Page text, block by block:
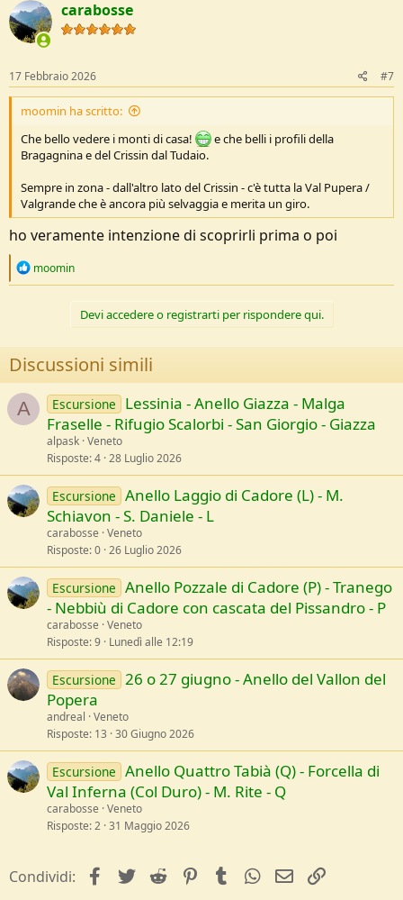
t
i
o
s
:
carabosse
17 Febbraio 2026 #7
moomin ha scritto:
Che bello vedere i monti di casa!
e che belli i profili della
Bragagnina e del Crissin dal Tudaio.
Sempre in zona - dall'altro lato del Crissin - c'è tutta la Val Pupera /
Valgrande che è ancora più selvaggia e merita un giro.
ho veramente intenzione di scoprirli prima o poi
R
n
s
:
moomin
Devi accedere o registrarti per rispondere qui.
Discussioni simili
A Escursione
Lessinia - Anello Giazza - Malga
Fraselle - Rifugio Scalorbi - San Giorgio - Giazza
alpask Veneto
Risposte 4 28 Luglio 2026
Escursione Anello Laggio di Cadore (L) - M.
Schiavon - S. Daniele - L
carabosse Veneto
Risposte 0 26 Luglio 2026
Escursione Anello Pozzale di Cadore (P) - Tranego
- Nebbiù di Cadore con cascata del Pissandro - P
carabosse Veneto
Risposte 9 Lunedì alle 12:19
Escursione 26 o 27 giugno - Anello del Vallon del
Popera
andreal Veneto
Risposte 13 30 Giugno 2026
Escursione Anello Quattro Tabià (Q) - Forcella di
Val Inferna (Col Duro) - M. Rite - Q
carabosse Veneto
Risposte 2 31 Maggio 2026
Condividi: facebookTwitterReddit PinterestTumblrWhatsApp
e-mail